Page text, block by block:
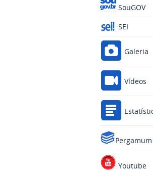
SouGOV
SEI
Galeria
Vídeos
Pergamum
Youtube